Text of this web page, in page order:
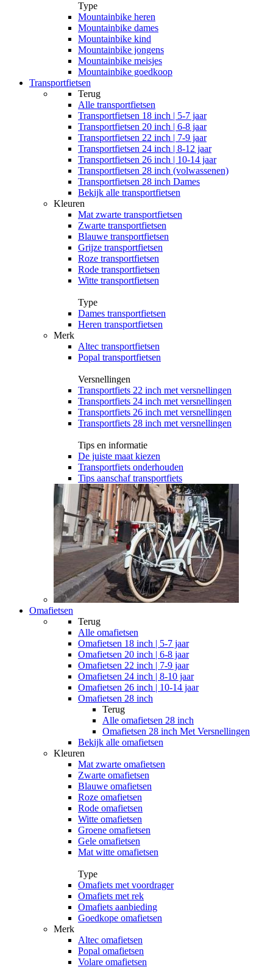
Type
Mountainbike heren
Mountainbike dames
Mountainbike kind
Mountainbike jongens
Mountainbike meisjes
Mountainbike goedkoop
Transportfietsen
Terug
Alle transportfietsen
Transportfietsen 18 inch | 5-7 jaar
Transportfietsen 20 inch | 6-8 jaar
Transportfietsen 22 inch | 7-9 jaar
Transportfietsen 24 inch | 8-12 jaar
Transportfietsen 26 inch | 10-14 jaar
Transportfietsen 28 inch (volwassenen)
Transportfietsen 28 inch Dames
Bekijk alle transportfietsen
Kleuren
Mat zwarte transportfietsen
Zwarte transportfietsen
Blauwe transportfietsen
Grijze transportfietsen
Roze transportfietsen
Rode transportfietsen
Witte transportfietsen
Type
Dames transportfietsen
Heren transportfietsen
Merk
Altec transportfietsen
Popal transportfietsen
Versnellingen
Transportfiets 22 inch met versnellingen
Transportfiets 24 inch met versnellingen
Transportfiets 26 inch met versnellingen
Transportfiets 28 inch met versnellingen
Tips en informatie
De juiste maat kiezen
Transportfiets onderhouden
Tips aanschaf transportfiets
Omafietsen
Terug
Alle omafietsen
Omafietsen 18 inch | 5-7 jaar
Omafietsen 20 inch | 6-8 jaar
Omafietsen 22 inch | 7-9 jaar
Omafietsen 24 inch | 8-10 jaar
Omafietsen 26 inch | 10-14 jaar
Omafietsen 28 inch
Terug
Alle omafietsen 28 inch
Omafietsen 28 inch Met Versnellingen
Bekijk alle omafietsen
Kleuren
Mat zwarte omafietsen
Zwarte omafietsen
Blauwe omafietsen
Roze omafietsen
Rode omafietsen
Witte omafietsen
Groene omafietsen
Gele omafietsen
Mat witte omafietsen
Type
Omafiets met voordrager
Omafiets met rek
Omafiets aanbieding
Goedkope omafietsen
Merk
Altec omafietsen
Popal omafietsen
Volare omafietsen